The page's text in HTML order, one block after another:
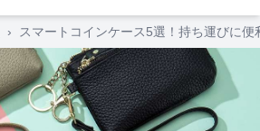
› スマートコインケース5選！持ち運びに便